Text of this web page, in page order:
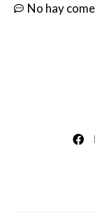
No hay